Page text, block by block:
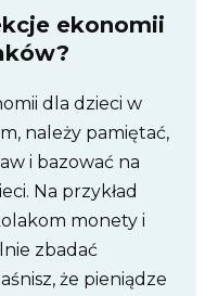
ekonomii
dla dzieci w
należy pamiętać,
i bazować na
Na przykład
monety i
zbadać
że pieniądze